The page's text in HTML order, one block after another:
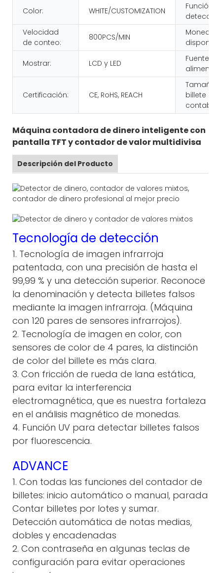
Color: WHITE/CUSTOMIZATION
Función
Velocidad
de conteo:
800PCS/MIN
Moneda
Mostrar: LCD y LED
Fuente de
Certificación: CE, RoHS, REACH
Tamaño
billete
contable:
Máquina contadora de dinero inteligente con
pantalla TFT y contador de valor multidivisa
Descripción del Producto
Tecnología de detección
1. Tecnología de imagen infrarroja
patentada, con una precisión de hasta el
99,99 % y una detección superior. Reconoce
la denominación y detecta billetes falsos
mediante la imagen infrarroja. (Máquina
con 120 pares de sensores infrarrojos).
2. Tecnología de imagen en color, con
sensores de color de 4 pares, la distinción
de color del billete es más clara.
3. Con fricción de rueda de lana estática,
para evitar la interferencia
electromagnética, que es nuestra fortaleza
en el análisis magnético de monedas.
4. Función UV para detectar billetes falsos
por fluorescencia.
ADVANCE
1. Con todas las funciones del contador de
billetes: inicio automático o manual, parada
Contar billetes por lotes y sumar.
Detección automática de notas medias,
dobles y encadenadas
2. Con contraseña en algunas teclas de
configuración para evitar operaciones